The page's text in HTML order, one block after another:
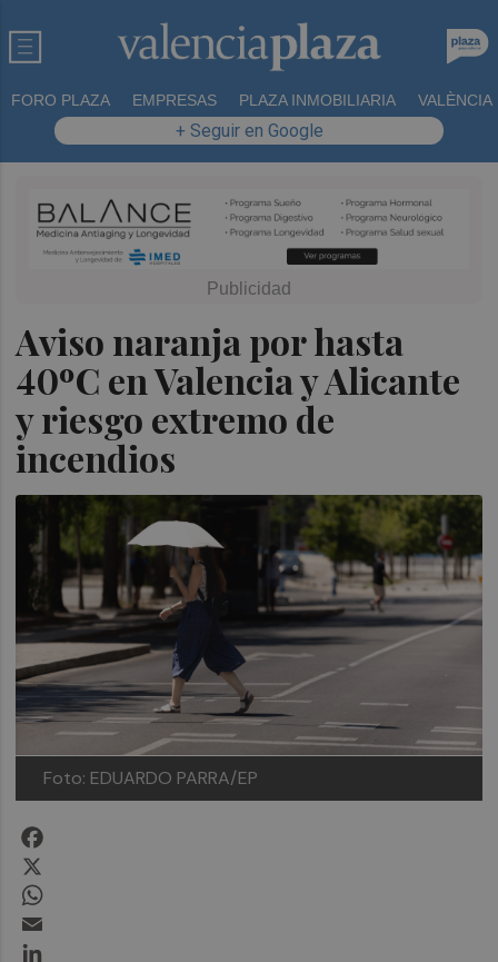
FORO PLAZA EMPRESAS PLAZA INMOBILIARIA VALÈNCIA
+ Seguir en Google
Aviso naranja por hasta
40ºC en Valencia y Alicante
y riesgo extremo de
incendios
Foto: EDUARDO PARRA/EP